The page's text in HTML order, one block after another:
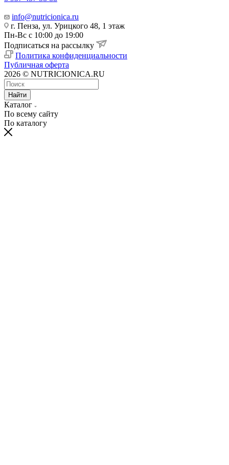
info@nutricionica.ru
г. Пенза, ул. Урицкого 48, 1 этаж
Пн-Вс с 10:00 до 19:00
Подписаться на рассылку
Политика конфиденциальности
Публичная оферта
2026 © NUTRICIONICA.RU
Найти
Каталог
По всему сайту
По каталогу